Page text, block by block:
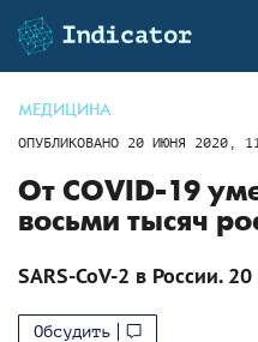
МЕДИЦИНА
ОПУБЛИКОВАНО 20 ИЮНЯ 2020,
От COVID-19
восьми тысяч
SARS-CoV-2 в России.
Обсудить